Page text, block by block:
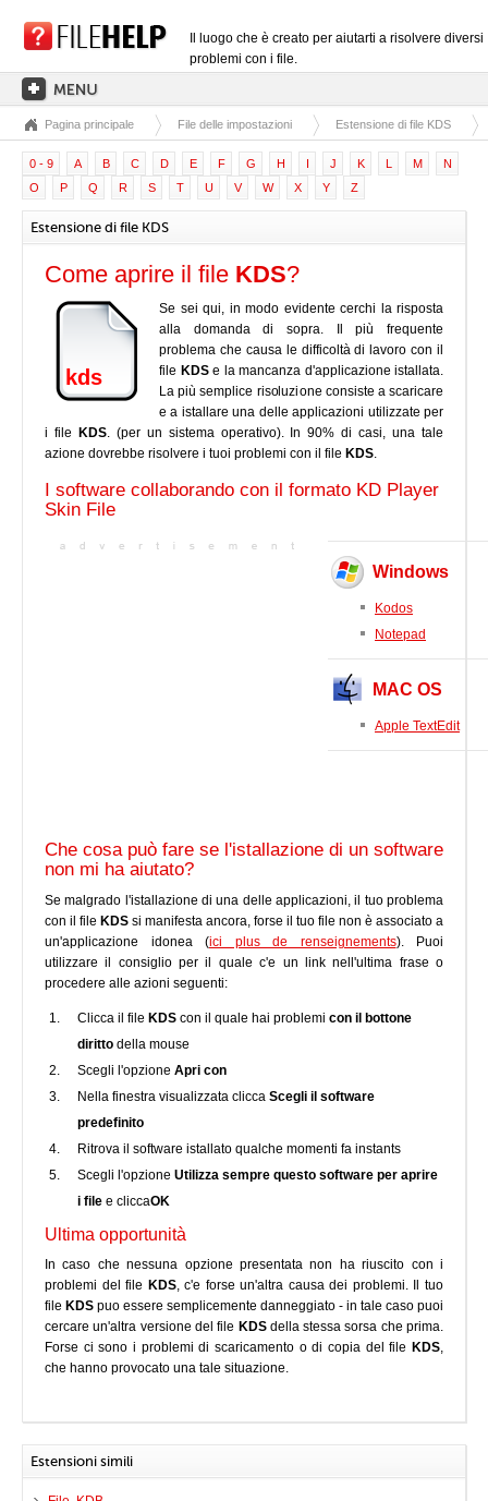
Il luogo che è creato per aiutarti a risolvere diversi
problemi con i file.
PAGINA PRINCIPALE
CATEGORIE DELLE ESTENSIONI
CATEGORIE DEI DRIVER
FILE DLL
CONVERSIONI DI FILE
SOFTWARE
Pagina principale File delle impostazioni Estensione di file KDS
0 - 9 A B C D E F G H I J K L M
N
O
P Q R S T U V W X Y Z
Estensione di file KDS
Come aprire il file KDS?
kds
Se sei qui, in modo evidente cerchi la risposta
alla domanda di sopra. Il più frequente
problema che causa le difficoltà di lavoro con il
file KDSe la mancanza d'applicazione istallata.
La più semplice risoluzione consiste a scaricare
e a istallare una delle applicazioni utilizzate per
i file
KDS. (per un sistema operativo). In 90% di casi, una tale
azione dovrebbe risolvere i tuoi problemi con il file KDS.
I software collaborando con il formato KD Player
Skin File
Windows
Kodos
Notepad
MAC OS
Apple TextEdit
Che cosa può fare se l'istallazione di un software
non mi ha aiutato?
Se malgrado l'istallazione di una delle applicazioni, il tuo problema
con il file KDS si manifesta ancora, forse il tuo file non è associato a
un'applicazione idonea (ici plus de renseignements). Puoi
utilizzare il consiglio per il quale c'e un link nell'ultima frase o
procedere alle azioni seguenti:
Clicca il file KDS con il quale hai problemi con il bottone
diritto della mouse
Scegli l'opzione Apri con
Nella finestra visualizzata clicca Scegli il software
predefinito
Ritrova il software istallato qualche momenti fa instants
Scegli l'opzione Utilizza sempre questo software per aprire
i file e cliccaOK
Ultima opportunità
In caso che nessuna opzione presentata non ha riuscito con i
problemi del file KDS, c'e forse un'altra causa dei problemi. Il tuo
file KDS puo essere semplicemente danneggiato - in tale caso puoi
cercare un'altra versione del file KDSdella stessa sorsa che prima.
Forse ci sono i problemi di scaricamento o di copia del file KDS,
che hanno provocato una tale situazione.
Estensioni simili